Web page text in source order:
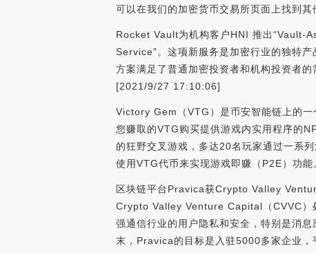
可以在我们的加密货币交易所页面上找到其
Rocket Vault为机构客户HNI 推出“Vault-
Service”。这项新服务是加密行业的独特
方案满足了普通加密投资者和机构投资者
[2021/9/27 17:10:06]
Victory Gem（VTG）是币安智能链上的一
您赚取的VTG购买提供游戏内实用程序的
的狂野交叉游戏，多达20名玩家通过一系
使用VTG代币来实现游戏即赚（P2E）功
区块链平台Pravica获Crypto Valley
Crypto Valley Venture Capital（CVVC）
强通信行业的用户隐私和安全，特别是消
末，Pravica的目标是入驻5000多家企业